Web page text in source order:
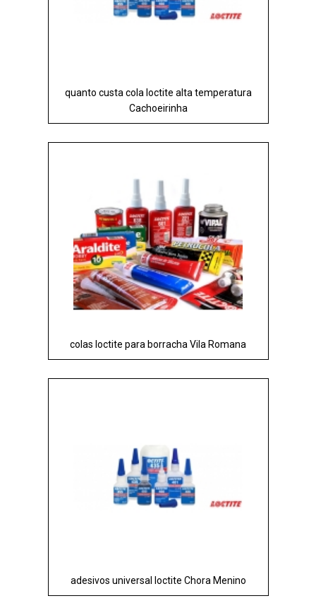
quanto custa cola loctite alta temperatura
Cachoeirinha
colas loctite para borracha Vila Romana
adesivos universal loctite Chora Menino